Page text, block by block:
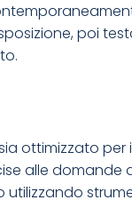
poi
per i
alle domande